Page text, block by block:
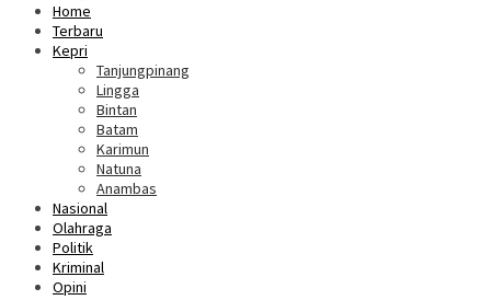
Home
Terbaru
Kepri
Tanjungpinang
Lingga
Bintan
Batam
Karimun
Natuna
Anambas
Nasional
Olahraga
Politik
Kriminal
Opini